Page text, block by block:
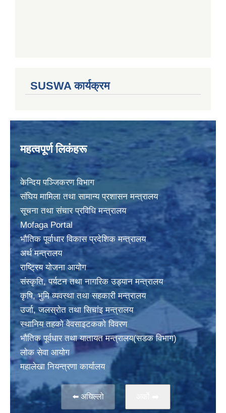
SUSWA कार्यक्रम
महत्वपूर्ण लिकंहरू
केन्दिय पञ्जिकरण विभाग
संघिय मामिला तथा सामान्य प्रशासन मन्त्रालय
सूचना तथा संचार प्रविधि मन्त्रालय
Mofaga Portal
भाैतिक पूर्वाधार विकास प्रदेशिक मन्त्रालय
अर्थ मन्त्रालय
राष्ट्रिय योजना आयोग
संस्कृति, पर्यटन तथा नागरिक उड्यान मन्त्रालय
कृषि, भुमि व्यवस्था तथा सहकारी मन्त्रालय
उर्जा, जलस्राेत तथा सिचांइ मन्त्रालय
स्थानिय तहकाे वेवसाइटककाे विवरण
भाैतिक पूर्वधार तथा यातायत मन्त्रालय(सडक विभाग)
लाेक सेवा आयोग
महालेखा नियन्त्रणा कार्यालय
⬅️ अघिल्लो